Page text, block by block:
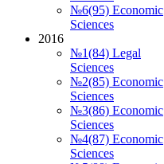
№6(95) Economic
Sciences
2016
№1(84) Legal
Sciences
№2(85) Economic
Sciences
№3(86) Economic
Sciences
№4(87) Economic
Sciences